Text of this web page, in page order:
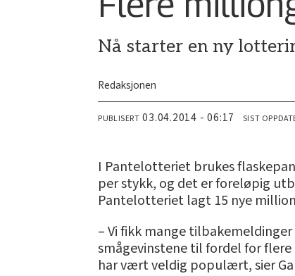
Nå starter en ny
Redaksjonen
PUBLISERT 03.04.2014 - 06:17 SIST
I Pantelotteriet brukes
per stykk, og det er foreløpig
Pantelotteriet lagt 15 nye
– Vi fikk mange
smågevinstene til fordel for
har vært veldig populært, sier